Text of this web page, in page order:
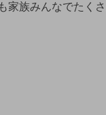
家族みんなでたく